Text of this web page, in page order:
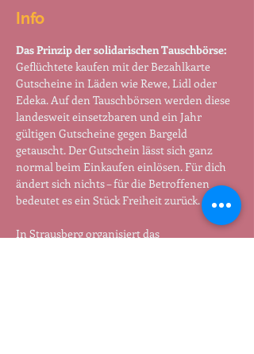
Info
Das Prinzip der solidarischen Tauschbörse:
Geflüchtete kaufen mit der Bezahlkarte
Gutscheine in Läden wie Rewe, Lidl oder
Edeka. Auf den Tauschbörsen werden diese
landesweit einsetzbaren und ein Jahr
gültigen Gutscheine gegen Bargeld
getauscht. Der Gutschein lässt sich ganz
normal beim Einkaufen einlösen. Für dich
ändert sich nichts – für die Betroffenen
bedeutet es ein Stück Freiheit zurück.
In Strausberg organisiert das